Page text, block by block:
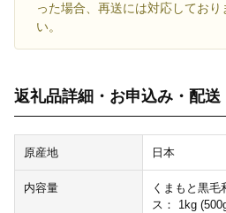
った場合、再送には対応してお
い。
返礼品詳細・お申込み・配送
原産地 日本
内容量
くまもと黒毛
ス： 1kg